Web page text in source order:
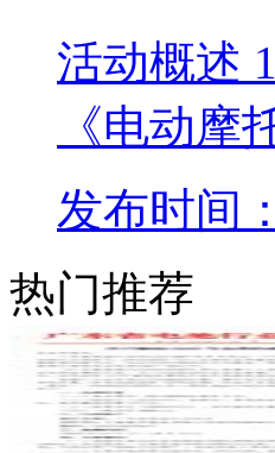
活动概述
《电动
发布时间
热门推荐